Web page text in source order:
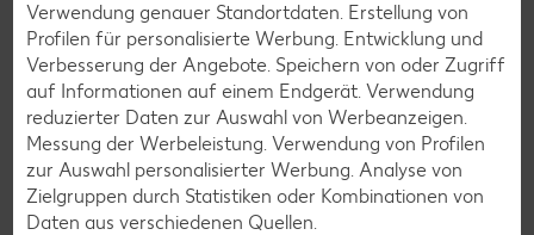
Laktosefreie Rezepte
Laktoseintoleranz muss dich kulinarisch nicht ausbremsen,
denn es geht auch ohne. Unsere laktosefreien Rezepte
bringen Vielfalt auf den Tisch – für große und kleine
Genießer, für die Lunchbox oder das Abendessen.
Verwendung genauer Standortdaten. Erstellung von
Profilen für personalisierte Werbung. Entwicklung und
Verbesserung der Angebote. Speichern von oder Zugriff
auf Informationen auf einem Endgerät. Verwendung
reduzierter Daten zur Auswahl von Werbeanzeigen.
Messung der Werbeleistung. Verwendung von Profilen
zur Auswahl personalisierter Werbung. Analyse von
Zielgruppen durch Statistiken oder Kombinationen von
Daten aus verschiedenen Quellen.